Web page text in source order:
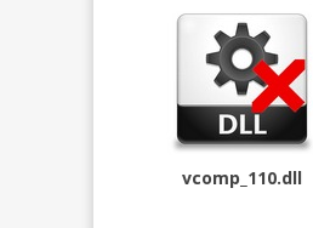
vcomp_110.dll